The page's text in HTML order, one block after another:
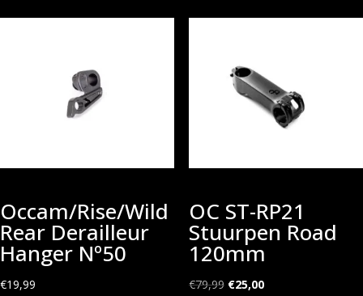
Occam/Rise/Wild
Rear Derailleur
Hanger Nº50
€19,99
OC ST-RP21
Stuurpen Road
120mm
€79,99 Oorspronkelijke
€25,00Huidige